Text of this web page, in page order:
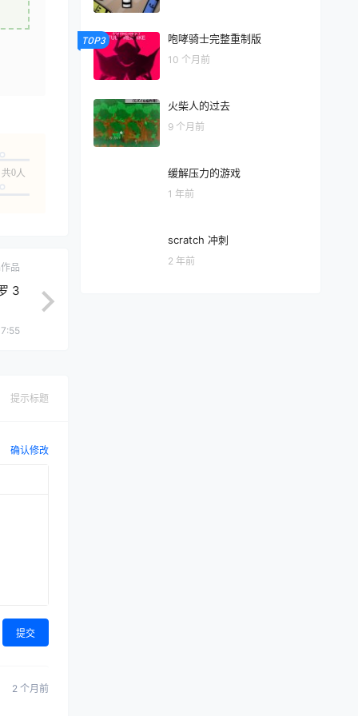
共0人
品
3
提示标题
确认修改
提交
2 个月前
TOP3 咆哮骑士完整重制版
10 个月前
火柴人的过去
9 个月前
缓解压力的游戏
1 年前
scratch 冲刺
2 年前